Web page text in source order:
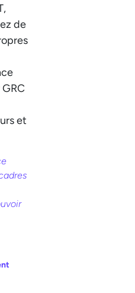
de
et